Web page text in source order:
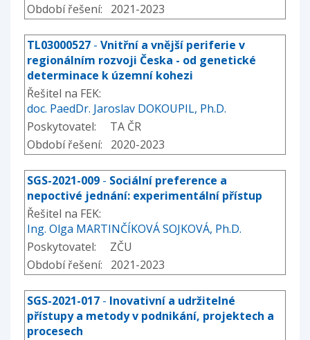
Období řešení: 2021-2023
TL03000527 - Vnitřní a vnější periferie v
regionálním rozvoji Česka - od genetické
determinace k územní kohezi
Řešitel na FEK:
doc. PaedDr. Jaroslav DOKOUPIL, Ph.D.
Poskytovatel: TA ČR
Období řešení: 2020-2023
SGS-2021-009 - Sociální preference a
nepoctivé jednání: experimentální přístup
Řešitel na FEK:
Ing. Olga MARTINČÍKOVÁ SOJKOVÁ, Ph.D.
Poskytovatel: ZČU
Období řešení: 2021-2023
SGS-2021-017 - Inovativní a udržitelné
přístupy a metody v podnikání, projektech a
procesech